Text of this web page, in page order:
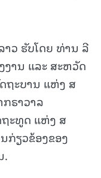
ວ ຮັບໂດຍ ທ່ານ ລີ
ງານ ແລະ ສະຫວັດ
ຖະບານ ແຫ່ງ ສ
ຣາວາລ
ຖະທູດ ແຫ່ງ ສ
ກ່ຽວຂ້ອງຂອງ
.